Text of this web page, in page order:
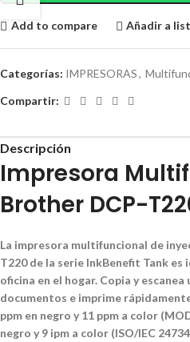
Add to compare Añadir a
Categorías: IMPRESORAS,
Compartir:
Descripción
Impresora
Brother DCP-
La impresora multifuncional de
T220 de la serie InkBenefit Tank es
oficina en el hogar. Copia y
documentos e imprime
ppm en negro y 11 ppm a color
negro y 9 ipm a color (ISO/IEC